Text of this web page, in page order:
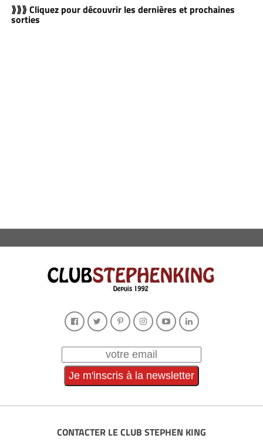
⟫⟫⟫ Cliquez pour découvrir les dernières et prochaines
sorties
CONTACTER LE CLUB STEPHEN KING